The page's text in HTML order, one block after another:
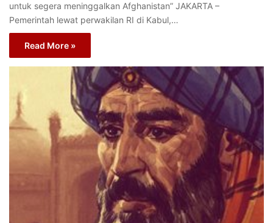
untuk segera meninggalkan Afghanistan” JAKARTA –
Pemerintah lewat perwakilan RI di Kabul,…
Read More »